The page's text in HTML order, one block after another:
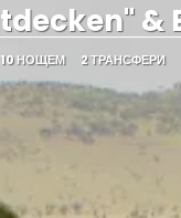
&
10 НОЩЕМ 2 ТРАНСФЕРИ